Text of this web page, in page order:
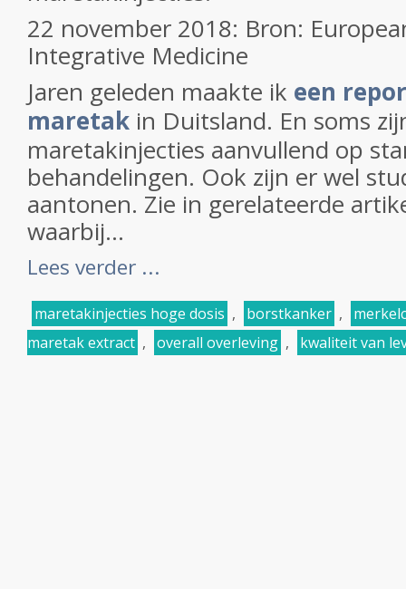
22 november 2018: Bron:
Integrative Medicine
Jaren geleden maakte ik een
maretak in Duitsland. En soms
maretakinjecties aanvullend op
behandelingen. Ook zijn er wel
aantonen. Zie in gerelateerde
waarbij...
Lees verder ...
maretakinjecties hoge dosis , borstkanker ,
maretak extract , overall overleving , kwaliteit van